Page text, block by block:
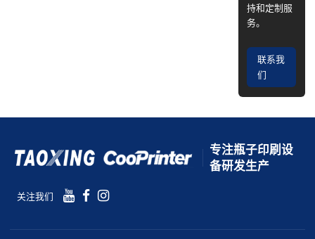
持和定制服
务。
联系我
们
专注瓶子印刷设
备研发生产
关注我们